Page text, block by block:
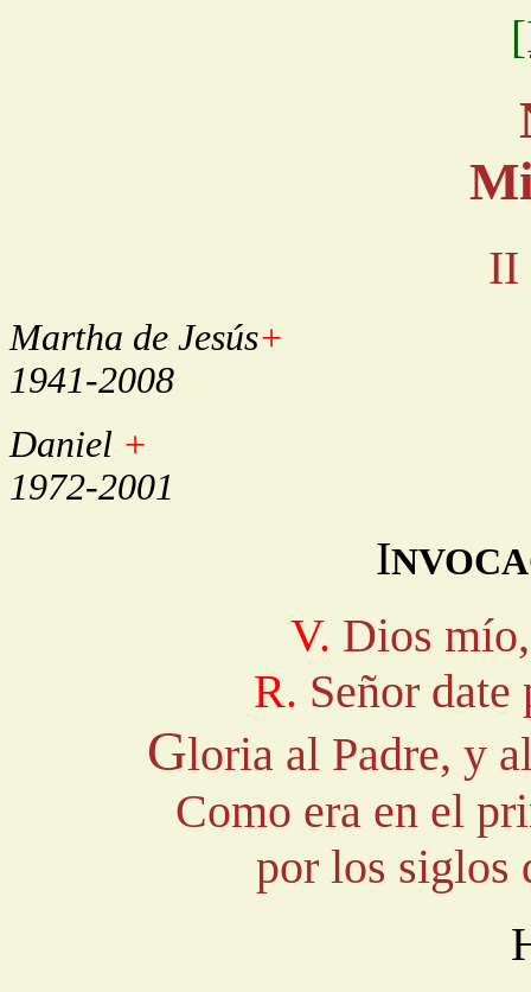
II
Martha de Jesús+
1941-2008
Daniel +
1972-2001
I
V. Dios
R. Señor date
Gloria al Padre, y
Como era en el
por los siglos